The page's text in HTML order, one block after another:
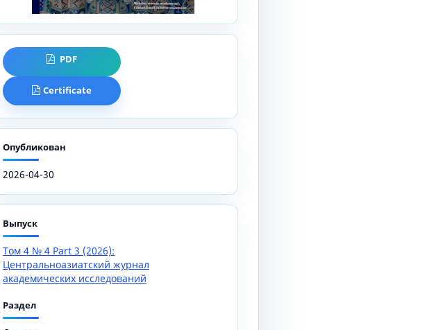
PDF
Certificate
Опубликован
2026-04-30
Выпуск
Том 4 № 4 Part 3 (2026):
Центральноазиатский журнал
академических исследований
Раздел